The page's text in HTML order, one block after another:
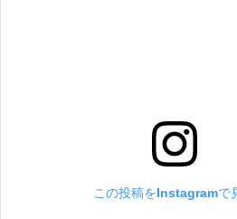
この投稿をInstagramで